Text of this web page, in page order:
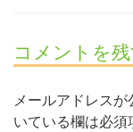
コメントを
メールアドレスが
いている欄は必須